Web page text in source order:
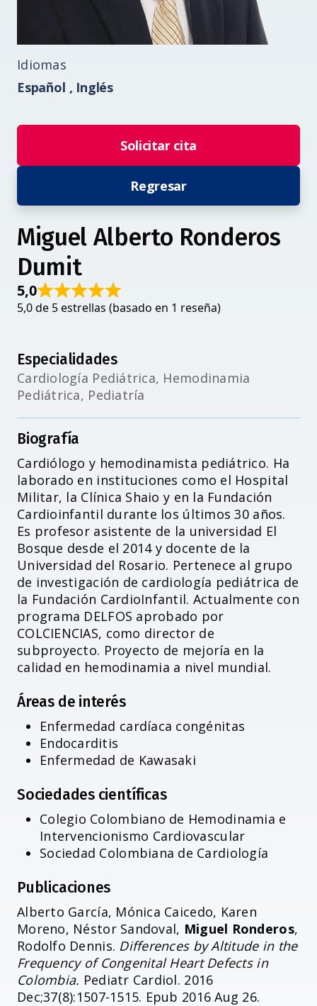
Accesibilidad
Idiomas
Español , Inglés
Solicitar cita
Regresar
Miguel Alberto Ronderos
Dumit
5,0
5,0 de 5 estrellas (basado en 1 reseña)
Especialidades
Cardiología Pediátrica, Hemodinamia
Pediátrica, Pediatría
Biografía
Cardiólogo y hemodinamista pediátrico. Ha
laborado en instituciones como el Hospital
Militar, la Clínica Shaio y en la Fundación
Cardioinfantil durante los últimos 30 años.
Es profesor asistente de la universidad El
Bosque desde el 2014 y docente de la
Universidad del Rosario. Pertenece al grupo
de investigación de cardiología pediátrica de
la Fundación CardioInfantil. Actualmente con
programa DELFOS aprobado por
COLCIENCIAS, como director de
subproyecto. Proyecto de mejoría en la
calidad en hemodinamia a nivel mundial.
Áreas de interés
Enfermedad cardíaca congénitas
Endocarditis
Enfermedad de Kawasaki
Sociedades científicas
Colegio Colombiano de Hemodinamia e
Intervencionismo Cardiovascular
Sociedad Colombiana de Cardiología
Publicaciones
Alberto García, Mónica Caicedo, Karen
Moreno, Néstor Sandoval, Miguel Ronderos,
Rodolfo Dennis. Differences by Altitude in the
Frequency of Congenital Heart Defects in
Colombia. Pediatr Cardiol. 2016
Dec;37(8):1507-1515. Epub 2016 Aug 26.